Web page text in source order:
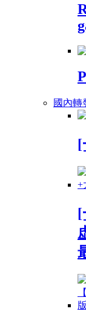
國內轉
[